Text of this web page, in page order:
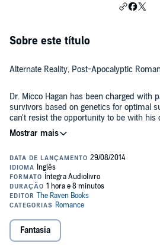
Sobre este título
Alternate Reality, Post-Apocalyptic
Dr. Micco Hagan has been charged with
survivors based on genetics for optimal
can't resist the opportunity to be with his
Though she rejected him before the Earth
she'll find a soft spot for him.
In the time before, Rena thought Micco
win a bet. She never expected them to be
eventually partnered. Unable to resist
discovers they have a lot more going for
The sex is explosive, but can it eventually
©2009, 2014 Michelle M. Pillow (P)2014
Fantasia